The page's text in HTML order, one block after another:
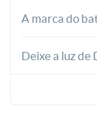
A marca do
Deixe a luz de